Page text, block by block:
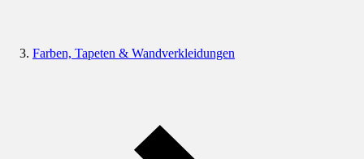
Farben, Tapeten & Wandverkleidungen